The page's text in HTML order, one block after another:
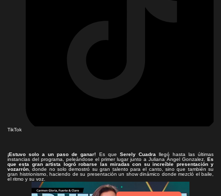
TikTok
¡Estuvo solo a un paso de ganar! Es que Serely Cuadra llegó hasta las últimas
instancias del programa, peleándose el primer lugar junto a Juliana Ángel Gonzalez. Es
que esta gran artista logró robarse las miradas con su increíble presentación y
vozarrón , donde no solo demostró su gran talento para el canto, sino que también su
gran histrionismo, haciendo de su presentación un show dinámico donde mezcló el baile,
el ritmo y su voz.